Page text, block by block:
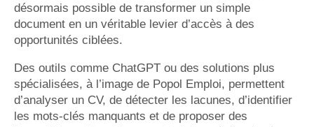
désormais possible de transformer un simple
document en un véritable levier d’accès à des
opportunités ciblées.
Des outils comme ChatGPT ou des solutions plus
spécialisées, à l’image de Popol Emploi, permettent
d’analyser un CV, de détecter les lacunes, d’identifier
les mots-clés manquants et de proposer des